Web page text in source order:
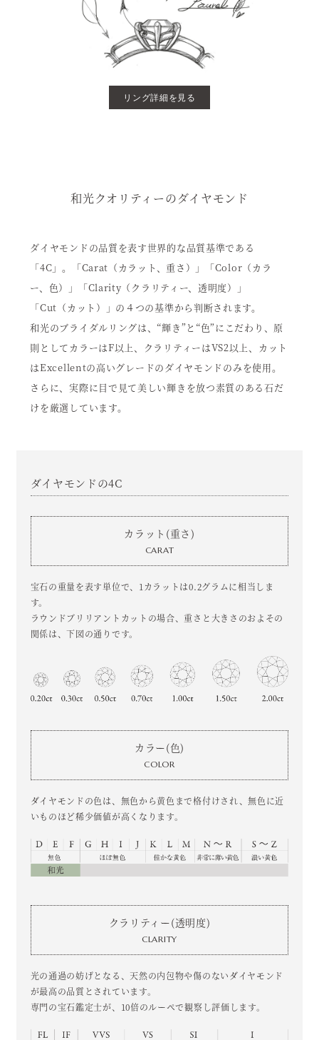
リング詳細を見る
和光クオリティーのダイヤモンド
ダイヤモンドの品質を表す世界的な品質基準である
「4C」。「Carat（カラット、重さ）」「Color（カラ
ー、色）」「Clarity（クラリティー、透明度）」
「Cut（カット）」の４つの基準から判断されます。
和光のブライダルリングは、“輝き”と“色”にこだわり、原
則としてカラーはF以上、クラリティーはVS2以上、カット
はExcellentの高いグレードのダイヤモンドのみを使用。
さらに、実際に目で見て美しい輝きを放つ素質のある石だ
けを厳選しています。
ダイヤモンドの4C
カラット(重さ)
CARAT
宝石の重量を表す単位で、1カラットは0.2グラムに相当しま
す。
ラウンドブリリアントカットの場合、重さと大きさのおよその
関係は、下図の通りです。
カラー(色)
COLOR
ダイヤモンドの色は、無色から黄色まで格付けされ、無色に近
いものほど稀少価値が高くなります。
クラリティー(透明度)
CLARITY
光の通過の妨げとなる、天然の内包物や傷のないダイヤモンド
が最高の品質とされています。
専門の宝石鑑定士が、10倍のルーペで観察し評価します。